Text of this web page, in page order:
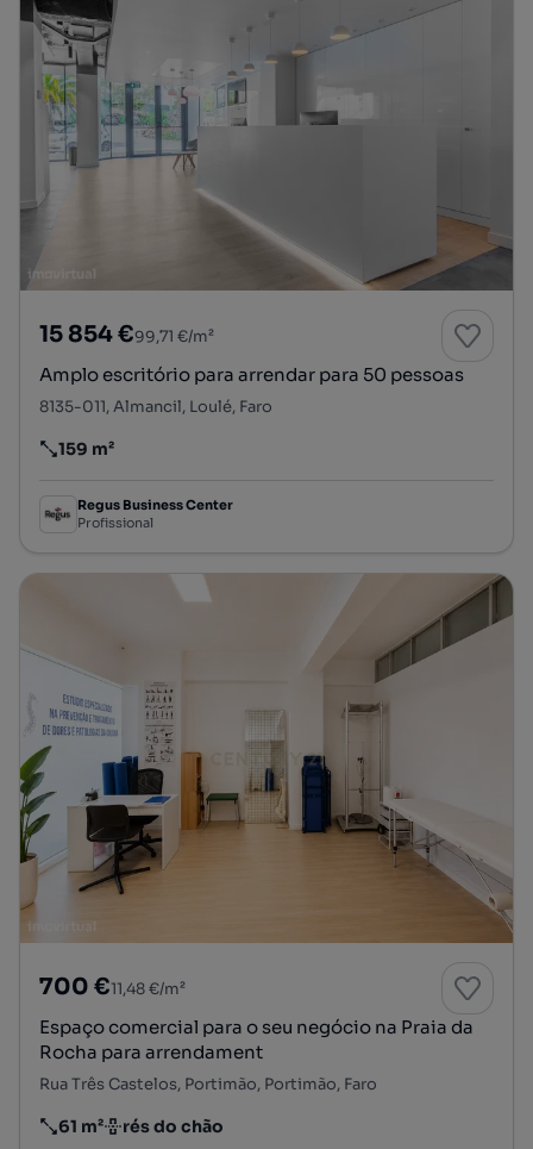
15 854 €99,71 €/m²
Amplo escritório para arrendar para 50 pessoas
8135-011, Almancil, Loulé, Faro
Preço por metro quadrado
159 m²
Regus Business Center
Profissional
700 €11,48 €/m²
Espaço comercial para o seu negócio na Praia da
Rocha para arrendament
Rua Três Castelos, Portimão, Portimão, Faro
Preço por metro quadrado
61 m²
Andar rés do chão